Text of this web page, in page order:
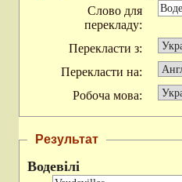
Слово для
перекладу:
Перекласти з:
Перекласти на:
Робоча мова:
Результат
Водевілі